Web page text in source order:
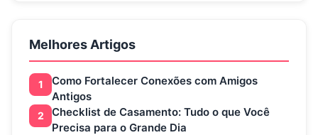
Melhores Artigos
1
Como Fortalecer Conexões com Amigos
Antigos
2
Checklist de Casamento: Tudo o que Você
Precisa para o Grande Dia